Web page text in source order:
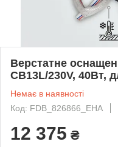
Верстатне
CB13L/230V, 40Вт,
Немає в наявності
Код: FDB_826866_EHA
12 375 ₴